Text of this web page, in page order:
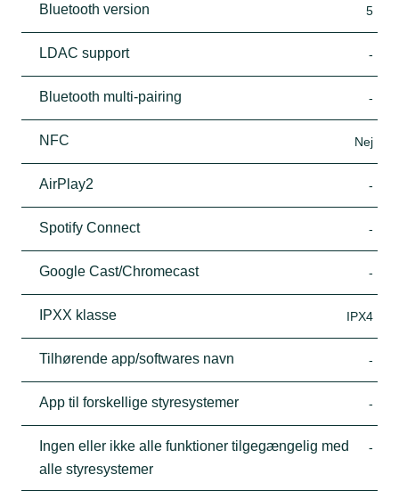
Bluetooth version 5
LDAC support -
Bluetooth multi-pairing -
NFC Nej
AirPlay2 -
Spotify Connect -
Google Cast/Chromecast -
IPXX klasse IPX4
Tilhørende app/softwares navn -
App til forskellige styresystemer -
Ingen eller ikke alle funktioner tilgegængelig med
alle styresystemer
-